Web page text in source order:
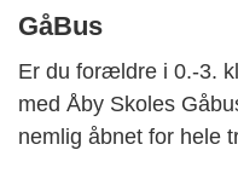
GåBus
Er du forældre i 0.-3.
med Åby Skoles
nemlig åbnet for hele